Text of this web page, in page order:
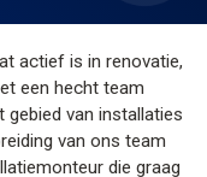
actief is in renovatie,
een hecht team
gebied van installaties
van ons team
die graag